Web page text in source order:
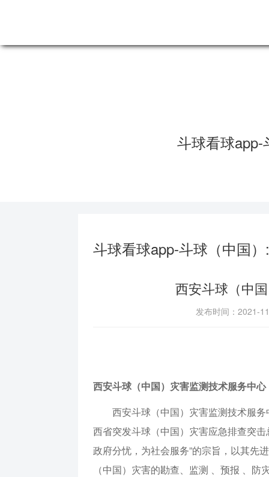
斗球看球
斗球看球app-斗球（中国
西安斗球（中
发布时间：2021-
西安斗球（中国）灾害监测技术服务中心
西安斗球（中国）灾害监测技术服
西省突发斗球（中国）灾害应急排查突
政府分忧，为社会服务”的宗旨，以其先
（中国）灾害的勘查、监测 、预报 、